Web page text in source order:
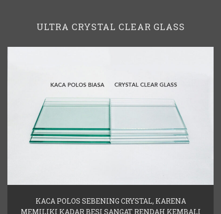
ULTRA CRYSTAL CLEAR GLASS
KACA POLOS SEBENING CRYSTAL, KARENA
MEMILIKI KADAR BESI SANGAT RENDAH KEMBALI